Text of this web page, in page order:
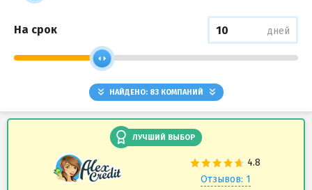
На срок дней
НАЙДЕНО: 83КОМПАНИЙ
ЛУЧШИЙ ВЫБОР
Отзывов: 1